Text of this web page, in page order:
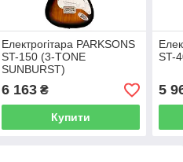
Електрогітара PARKSONS
ST-150 (3-TONE
SUNBURST)
6 163₴
Купити
ST-
5